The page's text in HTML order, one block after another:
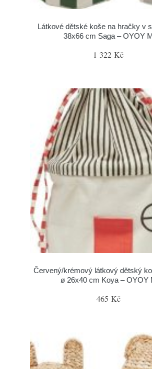
Látkové dětské koše na hračky v
38x66 cm Saga – OYOY
1 322 Kč
Červený/krémový látkový dětský
ø 26x40 cm Koya – OYOY
465 Kč